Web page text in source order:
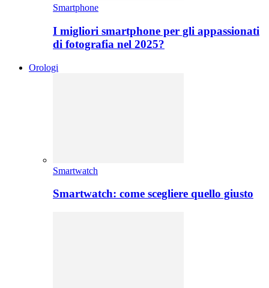
Smartphone
I migliori smartphone per gli appassionati
di fotografia nel 2025?
Orologi
Smartwatch
Smartwatch: come scegliere quello giusto